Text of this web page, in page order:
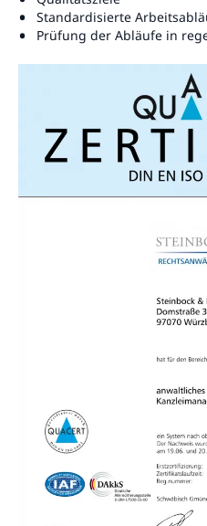
Standardisierte
Prüfung der Abläufe in